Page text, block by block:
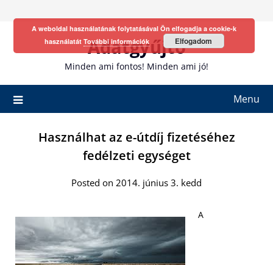
Adatgyűjtő
Minden ami fontos! Minden ami jó!
Menu
Használhat az e-útdíj fizetéséhez
fedélzeti egységet
Posted on 2014. június 3. kedd
A
A weboldal használatának folytatásával Ön elfogadja a cookie-k
használatát További információk Elfogadom